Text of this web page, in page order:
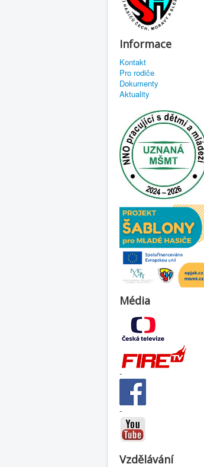
Informace
Kontakt
Pro rodiče
Dokumenty
Aktuality
Média
-
-
Vzdělávání